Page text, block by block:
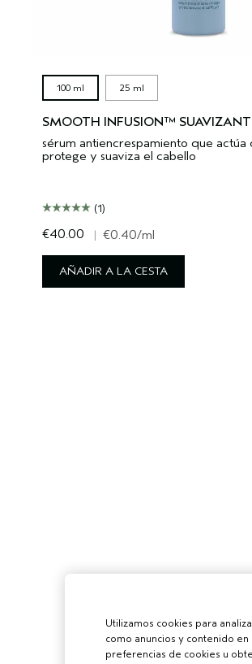
100 ml 25 ml
SMOOTH INFUSION™
sérum antiencrespamiento que actúa
protege y suaviza el cabello
(1)
€40.00 | €0.40/ml
AÑADIR A LA CESTA
Utilizamos cookies para
como anuncios y contenido
preferencias de cookies u